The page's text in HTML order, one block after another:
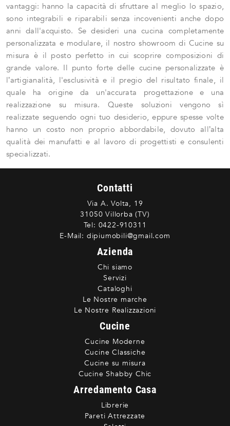
vantaggi: hanno la capacità di sfruttare al meglio lo spazio,
sono integrabili e riparabili senza incovenienti anche dopo
anni dall'acquisto. Se desideri una cucina completamente
personalizzata e modulare, il nostro showroom di Cucine su
misura è il posto perfetto in cui scoprire composizioni di
grande valore. Il punto forte delle cucine personalizzate è
l’artigianalità, l'esclusività e il pregio del risultato finale, il
quale ha origine da un'accurata progettazione e una
realizzazione su misura. Queste soluzioni vengono sì
realizzate seguendo ogni tuo desiderio, eppure spesse volte
hanno un costo non proprio abbordabile, dovuto all’alta
qualità dei manufatti e al lavoro di progettisti e consulenti
specializzati.
Contatti
Via A. Volta, 19
31050 Villorba (TV)
Tel: 0422-910311
E-Mail: dipiumobili@gmail.com
Azienda
Chi siamo
Servizi
Cataloghi
Le Nostre marche
Le Nostre Realizzazioni
Cucine
Cucine Moderne
Cucine Classiche
Cucine su misura
Cucine Shabby Chic
Arredamento Casa
Librerie
Pareti Attrezzate